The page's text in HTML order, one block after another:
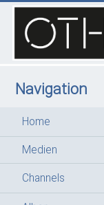
Navigation
Home
Medien
Channels